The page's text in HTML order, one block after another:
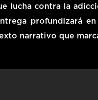
lucha contra la
profundizará en
narrativo que